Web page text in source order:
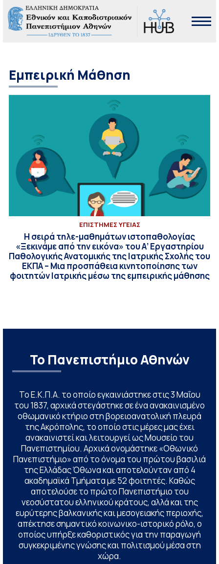
Εμπειρική Μάθηση
ΕΠΙΣΤΗΜΕΣ ΥΓΕΙΑΣ
Η σειρά τηλε-μαθημάτων ιστοπαθολογίας
«Ξεκινάμε από την εικόνα» του Α’ Εργαστηρίου
Παθολογικής Ανατομικής της Ιατρικής Σχολής του
ΕΚΠΑ – Μια προσπάθεια κινητοποίησης των
φοιτητών Ιατρικής μέσω της εμπειρικής μάθησης
Το Πανεπιστήμιο Αθηνών
Το Ε.Κ.Π.Α. το οποίο εγκαινιάστηκε στις 3 Μαΐου
του 1837, αρχικά στεγάστηκε σε ένα ανακαινισμένο
οθωμανικό κτήριο στη βορειοανατολική πλευρά
της Ακρόπολης, το οποίο στις μέρες μας έχει
ανακαινιστεί και λειτουργεί ως Μουσείο του
Πανεπιστημίου. Αρχικά ονομάστηκε «Οθωνικό
Πανεπιστήμιο» από το όνομα του πρώτου βασιλιά
της Ελλάδας Όθωνα και αποτελούνταν από 4
ακαδημαϊκά Τμήματα με 52 φοιτητές. Καθώς
αποτελούσε το πρώτο Πανεπιστήμιο του
νεοσύστατου ελληνικού κράτους, αλλά και της
ευρύτερης βαλκανικής και μεσογειακής περιοχής,
απέκτησε σημαντικό κοινωνικο-ιστορικό ρόλο, ο
οποίος υπήρξε καθοριστικός για την παραγωγή
συγκεκριμένης γνώσης και πολιτισμού μέσα στη
χώρα.